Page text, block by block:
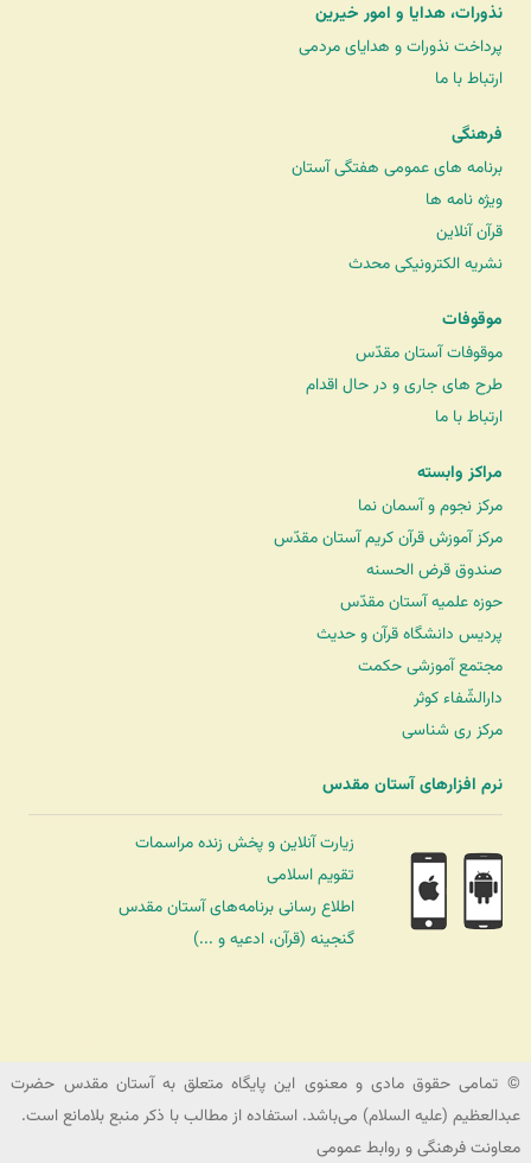
نذورات، هدایا و امور خیرین
پرداخت نذورات و هدایای مردمی
ارتباط با ما
فرهنگی
برنامه های عمومی هفتگی آستان
ویژه نامه ها
قرآن آنلاین
نشریه الکترونیکی محدث
موقوفات
موقوفات آستان مقدّس
طرح های جاری و در حال اقدام
ارتباط با ما
مراکز وابسته
مرکز نجوم و آسمان نما
مرکز آموزش قرآن کریم آستان مقدّس
صندوق قرض الحسنه
حوزه علمیه آستان مقدّس
پردیس دانشگاه قرآن و حدیث
مجتمع آموزشی حکمت
دارالشّفاء کوثر
مرکز ری شناسی
نرم افزارهای آستان مقدس
زیارت آنلاین و پخش زنده مراسمات
تقویم اسلامی
اطلاع رسانی برنامه‌های آستان مقدس
گنجینه (قرآن، ادعیه و ...)
© تمامی حقوق مادی و معنوی این پایگاه متعلق به آستان مقدس حضرت
عبدالعظیم (علیه السلام) می‌باشد. استفاده از مطالب با ذکر منبع بلامانع است.
معاونت فرهنگی و روابط عمومی